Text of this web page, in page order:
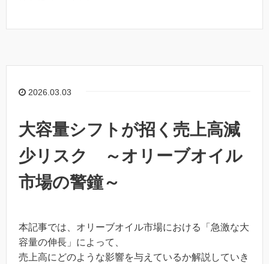
2026.03.03
大容量シフトが招く売上高減
少リスク ～オリーブオイル
市場の警鐘～
本記事では、オリーブオイル市場における「急激な大
容量の伸長」によって、
売上高にどのような影響を与えているか解説していき